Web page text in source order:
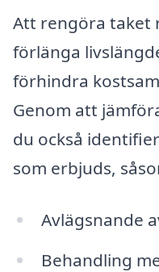
Att rengöra taket
förlänga
förhindra
Genom att
du också
som erbjuds,
Avlägsnande
Behandling